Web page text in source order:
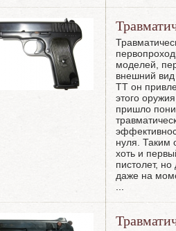
моделей,
внешний вид
ТТ он
этого
пришло
нуля. Таким
хоть и
пистолет,
даже на